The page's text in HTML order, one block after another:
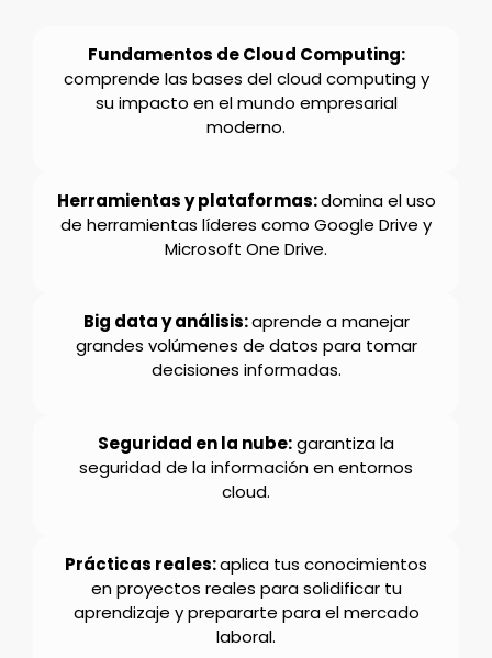
Fundamentos de Cloud Computing:
comprende las bases del cloud computing y
su impacto en el mundo empresarial
moderno.
Herramientas y plataformas:domina el uso
de herramientas líderes como Google Drive y
Microsoft One Drive.
Big data y análisis:aprende a manejar
grandes volúmenes de datos para tomar
decisiones informadas.
Seguridad en la nube:garantiza la
seguridad de la información en entornos
cloud.
Prácticas reales:aplica tus conocimientos
en proyectos reales para solidificar tu
aprendizaje y prepararte para el mercado
laboral.